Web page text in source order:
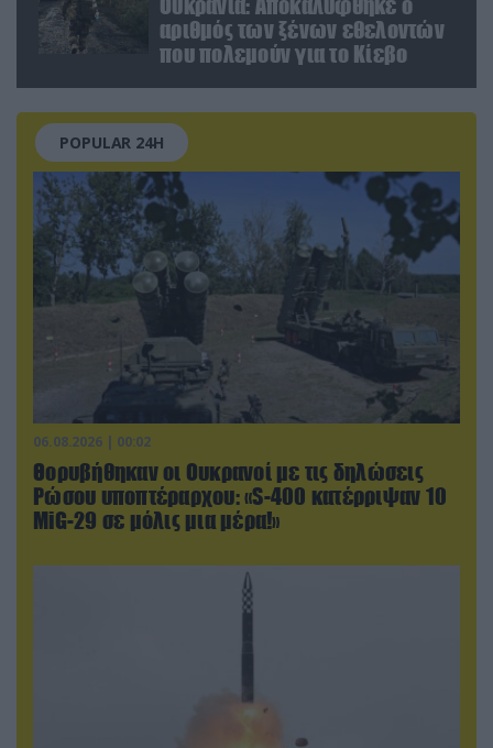
αριθμός των ξένων εθελοντών
που πολεμούν για το Κίεβο
POPULAR 24H
06.08.2026 | 00:02
Θορυβήθηκαν οι Ουκρανοί με τις δηλώσεις
Ρώσου υποπτέραρχου: «S-400 κατέρριψαν 10
MiG-29 σε μόλις μια μέρα!»